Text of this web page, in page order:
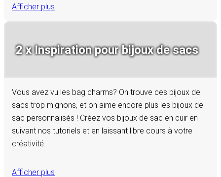
Afficher plus
2 x Inspiration pour bijoux de sacs
Vous avez vu les bag charms? On trouve ces bijoux de
sacs trop mignons, et on aime encore plus les bijoux de
sac personnalisés ! Créez vos bijoux de sac en cuir en
suivant nos tutoriels et en laissant libre cours à votre
créativité.
Afficher plus